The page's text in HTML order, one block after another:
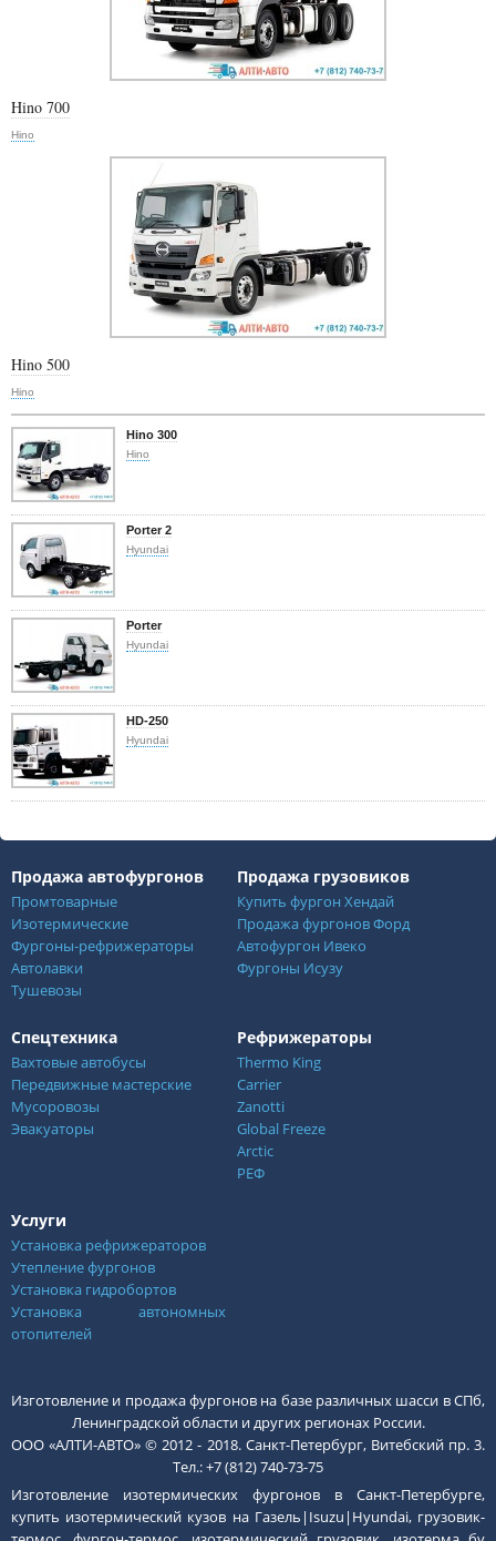
Hino 700
Hino
Hino 500
Hino
Hino 300
Hino
Porter 2
Hyundai
Porter
Hyundai
HD-250
Hyundai
Продажа автофургонов
Промтоварные
Изотермические
Фургоны-рефрижераторы
Автолавки
Тушевозы
Продажа грузовиков
Купить фургон Хендай
Продажа фургонов Форд
Автофургон Ивеко
Фургоны Исузу
Спецтехника
Вахтовые автобусы
Передвижные мастерские
Мусоровозы
Эвакуаторы
Рефрижераторы
Thermo King
Carrier
Zanotti
Global Freeze
Arctic
РЕФ
Услуги
Установка рефрижераторов
Утепление фургонов
Установка гидробортов
Установка автономных
отопителей
Изготовление и продажа фургонов на базе различных шасси в СПб,
Ленинградской области и других регионах России.
ООО «АЛТИ-АВТО» © 2012 - 2018. Санкт-Петербург, Витебский пр. 3.
Тел.: +7 (812) 740-73-75
Изготовление изотермических фургонов в Санкт-Петербурге,
купить изотермический кузов на Газель|Isuzu|Hyundai, грузовик-